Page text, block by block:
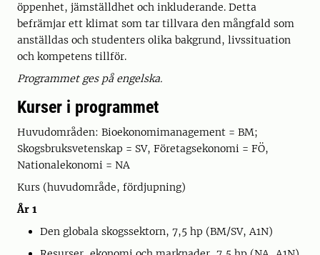
öppenhet, jämställdhet och inkluderande. Detta
befrämjar ett klimat som tar tillvara den mångfald som
anställdas och studenters olika bakgrund, livssituation
och kompetens tillför.
Programmet ges på engelska.
Kurser i programmet
Huvudområden: Bioekonomimanagement = BM;
Skogsbruksvetenskap = SV, Företagsekonomi = FÖ,
Nationalekonomi = NA
Kurs (huvudområde, fördjupning)
År 1
Den globala skogssektorn, 7,5 hp (BM/SV, A1N)